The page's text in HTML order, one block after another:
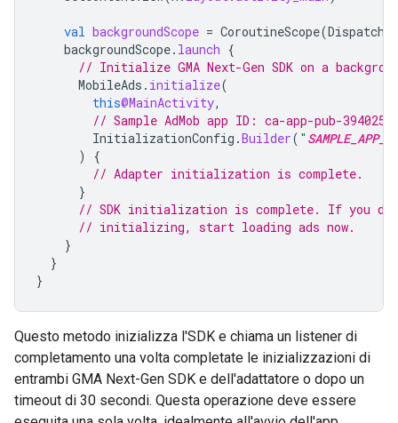
val backgroundScope = CoroutineScope(
backgroundScope. launch {
// Initialize GMA Next-Gen SDK on a
MobileAds . initialize(
this@MainActivity,
// Sample AdMob app ID: ca-app-pub-
InitializationConfig .Builder( "
)
{
// Adapter initialization is complete.
}
// SDK initialization is complete. If you
// initializing, start loading ads now.
}
}
}
Questo metodo inizializza l'SDK e chiama un listener di
completamento una volta completate le inizializzazioni di
entrambi GMA Next-Gen SDK e dell'adattatore o dopo un
timeout di 30 secondi. Questa operazione deve essere